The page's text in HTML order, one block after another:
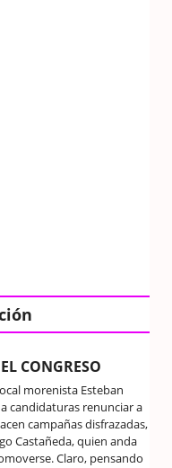
CONGRESO
morenista Esteban
candidaturas renunciar a
campañas disfrazadas,
Castañeda, quien anda
Claro, pensando